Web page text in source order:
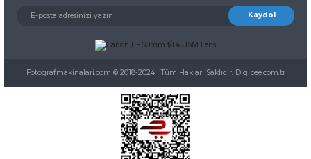
Kaydol
Fotografmakinalari.com © 2018-2024 | Tüm Hakları Saklıdır. Digibee.com.tr